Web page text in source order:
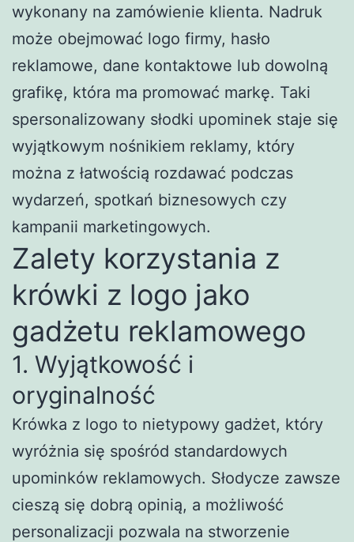
wykonany na zamówienie klienta. Nadruk
może obejmować logo firmy, hasło
reklamowe, dane kontaktowe lub dowolną
grafikę, która ma promować markę. Taki
spersonalizowany słodki upominek staje się
wyjątkowym nośnikiem reklamy, który
można z łatwością rozdawać podczas
wydarzeń, spotkań biznesowych czy
kampanii marketingowych.
Zalety korzystania z
krówki z logo jako
gadżetu reklamowego
1. Wyjątkowość i
oryginalność
Krówka z logo to nietypowy gadżet, który
wyróżnia się spośród standardowych
upominków reklamowych. Słodycze zawsze
cieszą się dobrą opinią, a możliwość
personalizacji pozwala na stworzenie